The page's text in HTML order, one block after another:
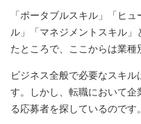
「ポータブルスキル」「ヒ
ル」「マネジメントスキル
たところで、ここからは業種
ビジネス全般で必要なスキ
す。しかし、転職において
る応募者を探しているのです。